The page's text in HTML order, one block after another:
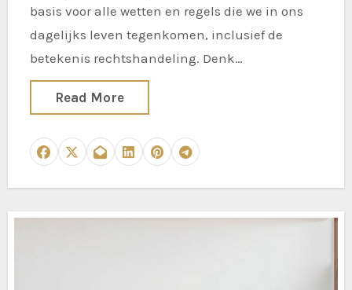
basis voor alle wetten en regels die we in ons
dagelijks leven tegenkomen, inclusief de
betekenis rechtshandeling. Denk…
Read More